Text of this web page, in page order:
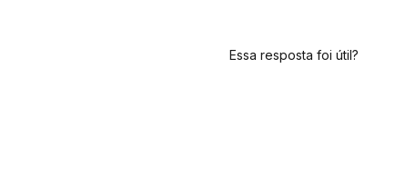
Essa resposta foi útil?